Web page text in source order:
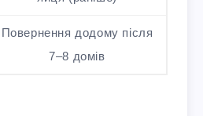
Повернення додому після
7–8 домів